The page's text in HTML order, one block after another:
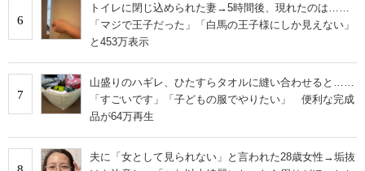
6
トイレに閉じ込められた妻→5時間後、現れたのは……
「マジで王子だった」「白馬の王子様にしか見えない」
と453万表示
7
山盛りのハギレ、ひたすらタオルに縫い合わせると……
「すごいです」「子どもの服でやりたい」 便利な完成
品が64万再生
夫に「女として見られない」と言われた28歳女性→垢抜